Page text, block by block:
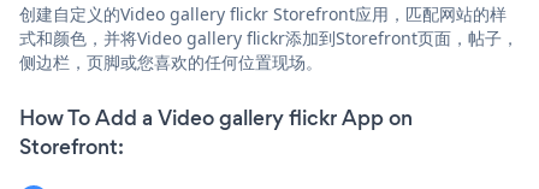
创建自定义的Video gallery flickr Storefront应用，匹配网站的样
式和颜色，并将Video gallery flickr添加到Storefront页面，帖子，
侧边栏，页脚或您喜欢的任何位置现场。
How To Add a Video gallery flickr App on
Storefront: